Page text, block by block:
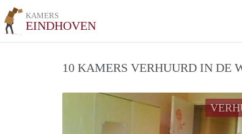
KAMERS
EINDHOVEN
10 KAMERS VERHUURD IN DE